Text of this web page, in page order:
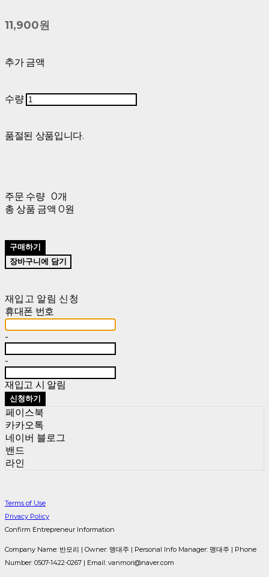
11,900원
추가 금액
수량
품절된 상품입니다.
주문 수량 0개
총 상품 금액 0원
구매하기
장바구니에 담기
재입고 알림 신청
휴대폰 번호
-
-
재입고 시 알림
신청하기
페이스북
카카오톡
네이버 블로그
밴드
라인
Terms of Use
Privacy Policy
Confirm Entrepreneur Information
Company Name: 반모리 | Owner: 맹대주 | Personal Info Manager: 맹대주 | Phone
Number: 0507-1422-0267 | Email: vanmori@naver.com